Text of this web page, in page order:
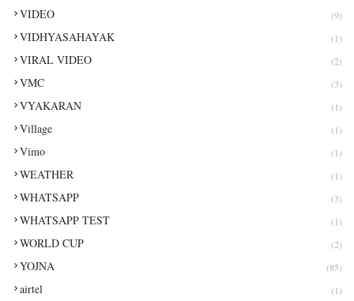
VIDEO (9)
VIDHYASAHAYAK (1)
VIRAL VIDEO (2)
VMC (3)
VYAKARAN (1)
Village (1)
Vimo (1)
WEATHER (1)
WHATSAPP (3)
WHATSAPP TEST (1)
WORLD CUP (2)
YOJNA (85)
airtel (1)